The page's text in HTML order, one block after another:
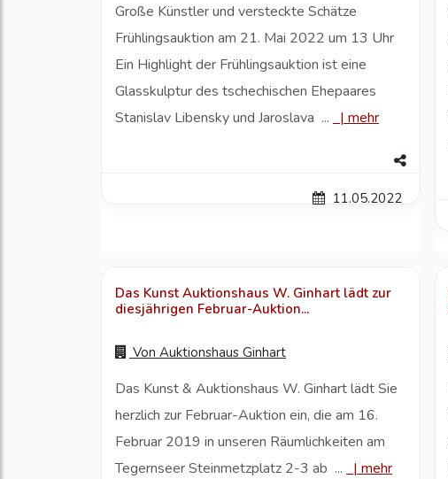
Große Künstler und versteckte Schätze
Frühlingsauktion am 21. Mai 2022 um 13 Uhr
Ein Highlight der Frühlingsauktion ist eine
Glasskulptur des tschechischen Ehepaares
Stanislav Libensky und Jaroslava ...
| mehr
11.05.2022
Das Kunst Auktionshaus W. Ginhart lädt zur
diesjährigen Februar-Auktion...
Von Auktionshaus Ginhart
Das Kunst & Auktionshaus W. Ginhart lädt Sie
herzlich zur Februar-Auktion ein, die am 16.
Februar 2019 in unseren Räumlichkeiten am
Tegernseer Steinmetzplatz 2-3 ab ...
| mehr